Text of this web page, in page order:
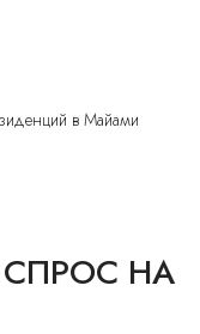
в Майами
НА